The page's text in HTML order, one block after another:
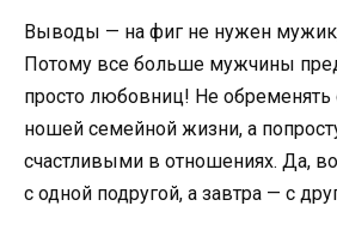
Выводы — на фиг не нужен
Потому все больше мужчины
просто любовниц! Не обременять
ношей семейной жизни, а
счастливыми в отношениях. Да,
с одной подругой, а завтра — с